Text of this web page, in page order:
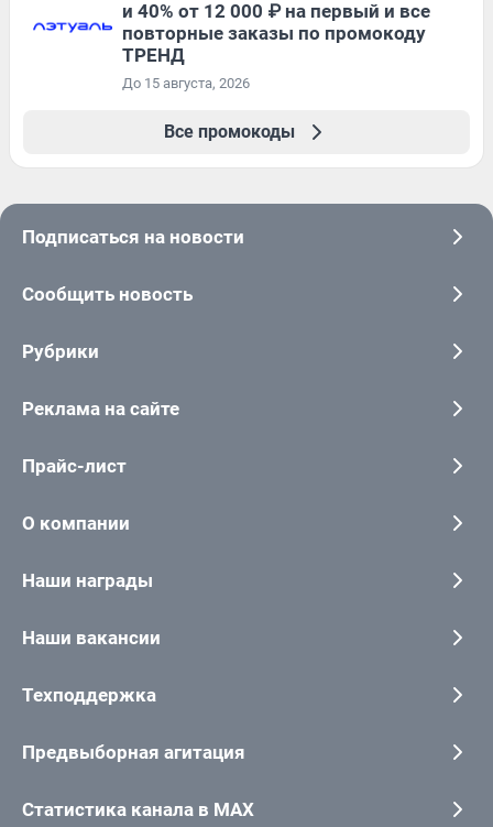
и 40% от 12 000 ₽ на первый и все
повторные заказы по промокоду
ТРЕНД
До 15 августа, 2026
Все промокоды
Подписаться на новости
Сообщить новость
Рубрики
Реклама на сайте
Прайс-лист
О компании
Наши награды
Наши вакансии
Техподдержка
Предвыборная агитация
Статистика канала в MAX